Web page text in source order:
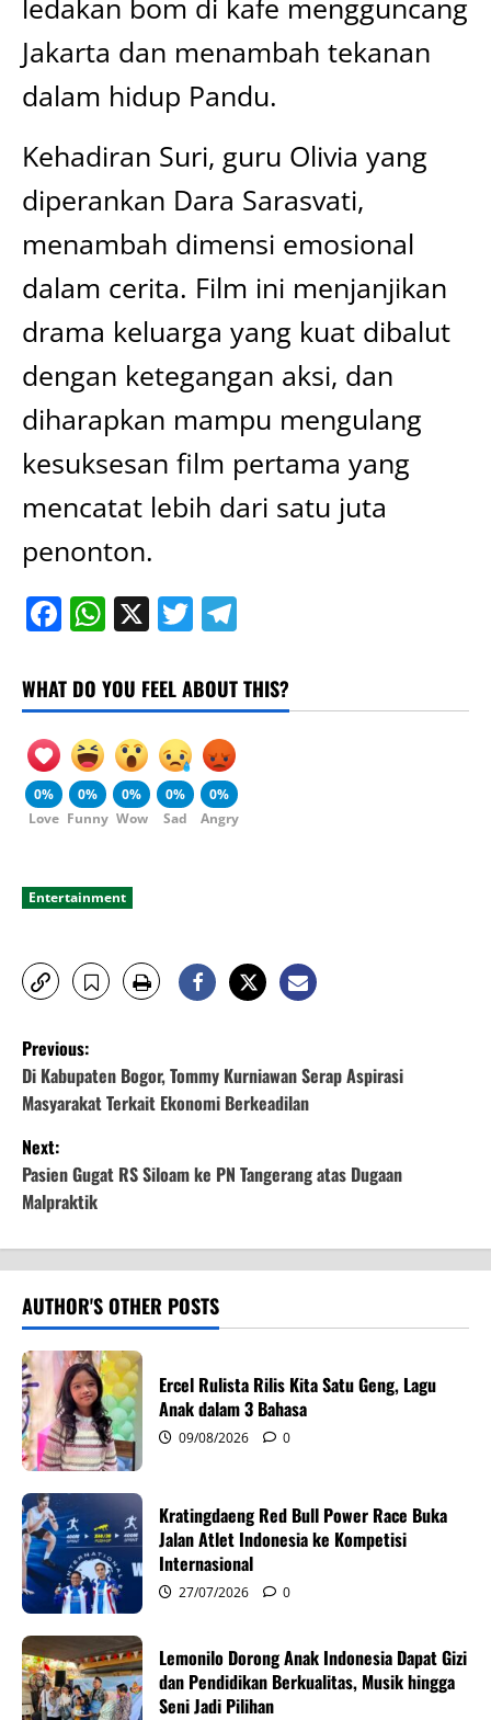
ledakan bom di kafe mengguncang
Jakarta dan menambah tekanan
dalam hidup Pandu.
Kehadiran Suri, guru Olivia yang
diperankan Dara Sarasvati,
menambah dimensi emosional
dalam cerita. Film ini menjanjikan
drama keluarga yang kuat dibalut
dengan ketegangan aksi, dan
diharapkan mampu mengulang
kesuksesan film pertama yang
mencatat lebih dari satu juta
penonton.
Facebook
WhatsApp
X Twitter
WHAT DO YOU FEEL ABOUT THIS?
0%
Love
0%
Funny
0%
Wow
0%
Sad
0%
Angry
Entertainment
P
o
s
t
n
a
v
i
g
a
t
i
o
n
Previous:
Di Kabupaten Bogor, Tommy Kurniawan Serap Aspirasi
Masyarakat Terkait Ekonomi Berkeadilan
Next:
Pasien Gugat RS Siloam ke PN Tangerang atas Dugaan
Malpraktik
AUTHOR'S OTHER POSTS
Ercel Rulista Rilis Kita Satu Geng, Lagu
Anak dalam 3 Bahasa
09/08/2026 0
Kratingdaeng Red Bull Power Race Buka
Jalan Atlet Indonesia ke Kompetisi
Internasional
27/07/2026 0
Lemonilo Dorong Anak Indonesia Dapat Gizi
dan Pendidikan Berkualitas, Musik hingga
Seni Jadi Pilihan